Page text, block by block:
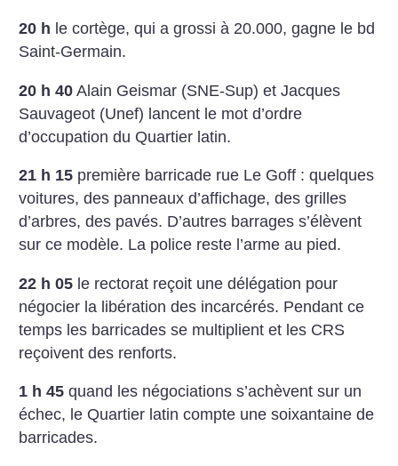
20 h le cortège, qui a grossi à 20.000, gagne le bd
Saint-Germain.
20 h 40 Alain Geismar (SNE-Sup) et Jacques
Sauvageot (Unef) lancent le mot d’ordre
d’occupation du Quartier latin.
21 h 15 première barricade rue Le Goff : quelques
voitures, des panneaux d’affichage, des grilles
d’arbres, des pavés. D’autres barrages s’élèvent
sur ce modèle. La police reste l’arme au pied.
22 h 05 le rectorat reçoit une délégation pour
négocier la libération des incarcérés. Pendant ce
temps les barricades se multiplient et les CRS
reçoivent des renforts.
1 h 45 quand les négociations s’achèvent sur un
échec, le Quartier latin compte une soixantaine de
barricades.